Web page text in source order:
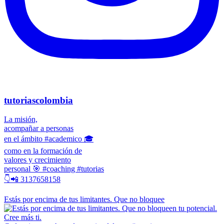
tutoriascolombia
La misión,
acompañar a personas
en el ámbito #academico 🎓
como en la formación de
valores y crecimiento
personal 🎯 #coaching #tutorias
👇📲 3137658158
Estás por encima de tus limitantes. Que no bloquee